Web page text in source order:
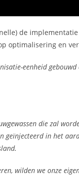
de
optimalisering en
eenheid
die zal
in het
wilden we onze